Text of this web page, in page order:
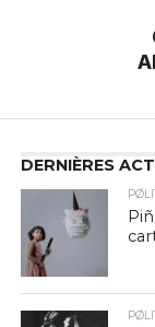
DERNIÈRES